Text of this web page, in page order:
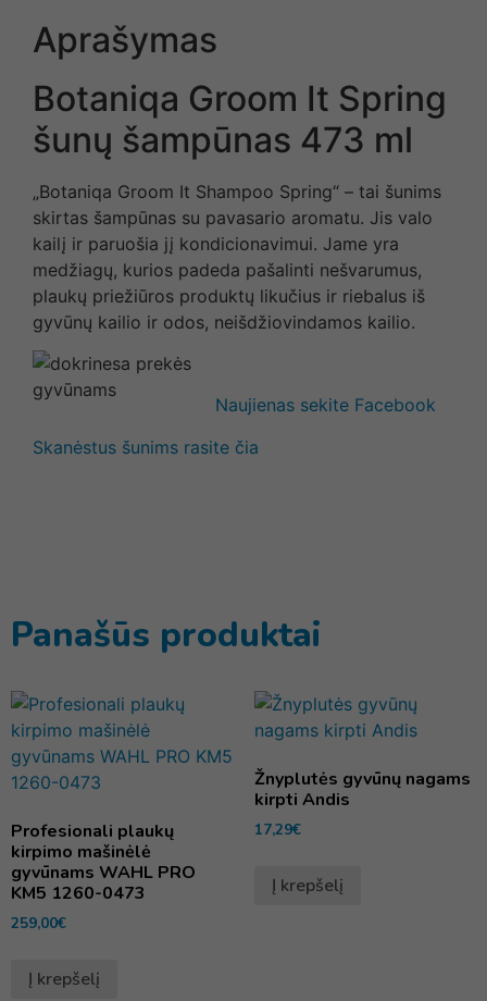
Aprašymas
Botaniqa Groom It Spring
šunų šampūnas 473 ml
„Botaniqa Groom It Shampoo Spring“ – tai šunims
skirtas šampūnas su pavasario aromatu. Jis valo
kailį ir paruošia jį kondicionavimui. Jame yra
medžiagų, kurios padeda pašalinti nešvarumus,
plaukų priežiūros produktų likučius ir riebalus iš
gyvūnų kailio ir odos, neišdžiovindamos kailio.
Naujienas sekite Facebook
Skanėstus šunims rasite čia
Panašūs produktai
Profesionali plaukų
kirpimo mašinėlė
gyvūnams WAHL PRO
KM5 1260-0473
259,00€
Į krepšelį
Žnyplutės gyvūnų nagams
kirpti Andis
17,29€
Į krepšelį